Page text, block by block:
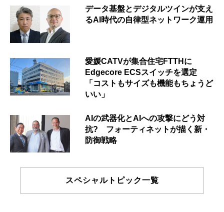
データ基盤とデジタルツインが支え
るAI時代の自律型ネットワーク運用
愛媛CATVが集合住宅FTTHに
Edgecore ECSスイッチを選定
「コストもサイズも機能もちょうど
いい」
AIの武器化とAIへの攻撃にどう対
抗? フォーティネットが描く新・
防御戦略
スペシャルトピック一覧